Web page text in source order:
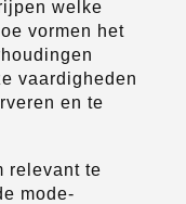
welke
vormen het
vaardigheden
en te
relevant te
mode-